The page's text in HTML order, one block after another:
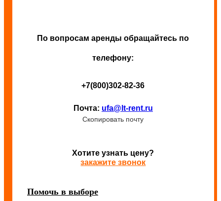
По вопросам аренды обращайтесь по
телефону:
+7(800)302-82-36
Почта: ufa@lt-rent.ru
Скопировать почту
Хотите узнать цену?
закажите звонок
Помочь в выборе